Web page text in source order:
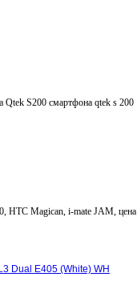
Qtek S200 смартфона qtek s 200
HTC Magican, i-mate JAM, цена
Dual E405 (White) WH